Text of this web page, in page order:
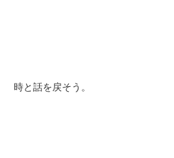
時と話を戻そう。